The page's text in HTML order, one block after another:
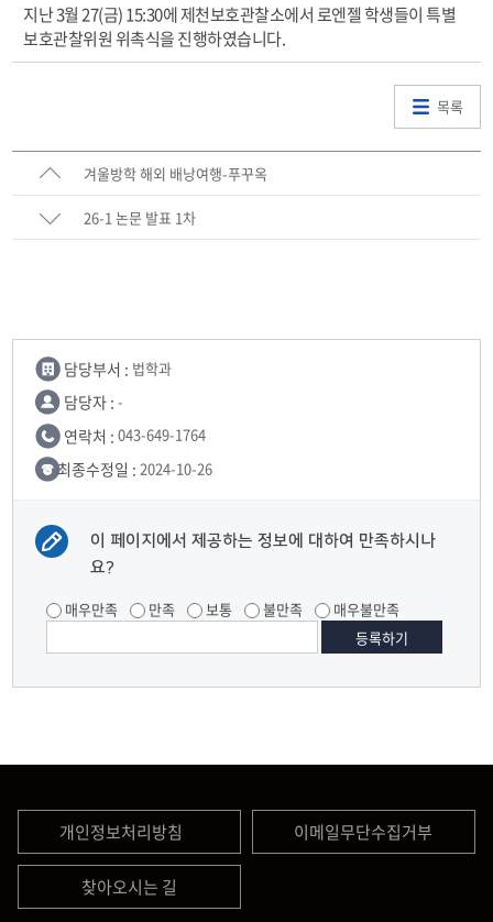
지난 3월 27(금) 15:30에 제천보호관찰소에서 로엔젤 학생들이 특별
보호관찰위원 위촉식을 진행하였습니다.
목록
겨울방학 해외 배낭여행-푸꾸옥
26-1 논문 발표 1차
담당부서 : 법학과
담당자 : -
연락처 : 043-649-1764
최종수정일 : 2024-10-26
이 페이지에서 제공하는 정보에 대하여 만족하시나
요?
매우만족 만족 보통 불만족 매우불만족
개인정보처리방침 이메일무단수집거부
찾아오시는 길